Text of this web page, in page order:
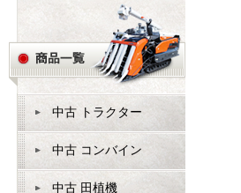
中古 トラクター
中古 コンバイン
中古 田植機